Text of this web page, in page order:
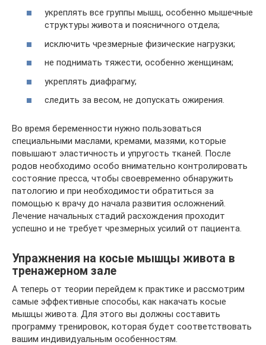
укреплять все группы мышц, особенно мышечные
структуры живота и поясничного отдела;
исключить чрезмерные физические нагрузки;
не поднимать тяжести, особенно женщинам;
укреплять диафрагму;
следить за весом, не допускать ожирения.
Во время беременности нужно пользоваться
специальными маслами, кремами, мазями, которые
повышают эластичность и упругость тканей. После
родов необходимо особо внимательно контролировать
состояние пресса, чтобы своевременно обнаружить
патологию и при необходимости обратиться за
помощью к врачу до начала развития осложнений.
Лечение начальных стадий расхождения проходит
успешно и не требует чрезмерных усилий от пациента.
Упражнения на косые мышцы живота в
тренажерном зале
А теперь от теории перейдем к практике и рассмотрим
самые эффективные способы, как накачать косые
мышцы живота. Для этого вы должны составить
программу тренировок, которая будет соответствовать
вашим индивидуальным особенностям.